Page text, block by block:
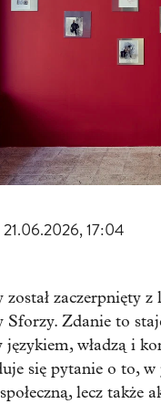
21.06.2026, 17:04
został zaczerpnięty
Zdanie to
językiem, władzą i
się pytanie o to,
lecz także